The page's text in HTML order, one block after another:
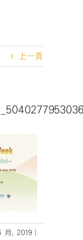
上一頁
月, 2019